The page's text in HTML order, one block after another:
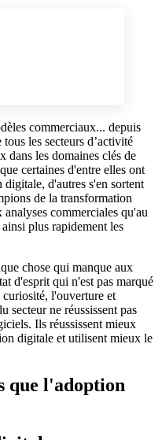
commerciaux... depuis
tous les secteurs d’activité
dans les domaines clés de
certaines d'entre elles ont
d'autres s'en sortent
de la transformation
commerciales qu'au
plus rapidement les
chose qui manque aux
d'esprit qui n'est pas marqué
l'ouverture et
secteur ne réussissent pas
Ils réussissent mieux
digitale et utilisent mieux le
que l'adoption